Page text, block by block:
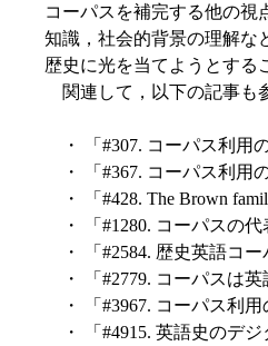
コーパスを補完する他の視
知識，社会的背景の理解な
歴史に光を当てようとする
関連して，以下の記事も
・ 「#307. コーパス利用
・ 「#367. コーパス利用
・ 「#428. The Brown
・ 「#1280. コーパスの代
・ 「#2584. 歴史英語コー
・ 「#2779. コーパスは
・ 「#3967. コーパス利用
・ 「#4915. 英語史のデ